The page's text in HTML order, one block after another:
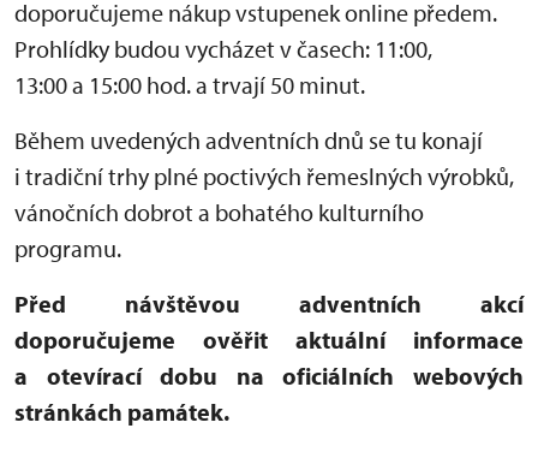
doporučujeme nákup vstupenek online předem.
Prohlídky budou vycházet v časech: 11:00,
13:00 a 15:00 hod. a trvají 50 minut.
Během uvedených adventních dnů se tu konají
i tradiční trhy plné poctivých řemeslných výrobků,
vánočních dobrot a bohatého kulturního
programu.
Před návštěvou adventních akcí
doporučujeme ověřit aktuální informace
a otevírací dobu na oficiálních webových
stránkách památek.